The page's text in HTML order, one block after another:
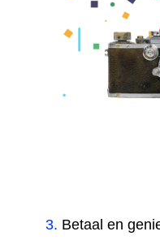
3. Betaal en